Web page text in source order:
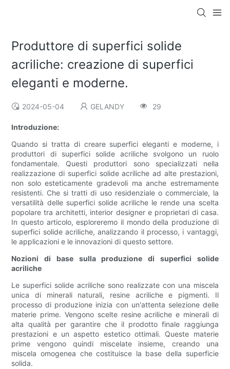
Produttore di superfici solide
acriliche: creazione di superfici
eleganti e moderne.
2024-05-04 GELANDY 29
Introduzione:
Quando si tratta di creare superfici eleganti e moderne, i
produttori di superfici solide acriliche svolgono un ruolo
fondamentale. Questi produttori sono specializzati nella
realizzazione di superfici solide acriliche ad alte prestazioni,
non solo esteticamente gradevoli ma anche estremamente
resistenti. Che si tratti di uso residenziale o commerciale, la
versatilità delle superfici solide acriliche le rende una scelta
popolare tra architetti, interior designer e proprietari di casa.
In questo articolo, esploreremo il mondo della produzione di
superfici solide acriliche, analizzando il processo, i vantaggi,
le applicazioni e le innovazioni di questo settore.
Nozioni di base sulla produzione di superfici solide
acriliche
Le superfici solide acriliche sono realizzate con una miscela
unica di minerali naturali, resine acriliche e pigmenti. Il
processo di produzione inizia con un'attenta selezione delle
materie prime. Vengono scelte resine acriliche e minerali di
alta qualità per garantire che il prodotto finale raggiunga
prestazioni e un aspetto estetico ottimali. Queste materie
prime vengono quindi miscelate insieme, creando una
miscela omogenea che costituisce la base della superficie
solida.